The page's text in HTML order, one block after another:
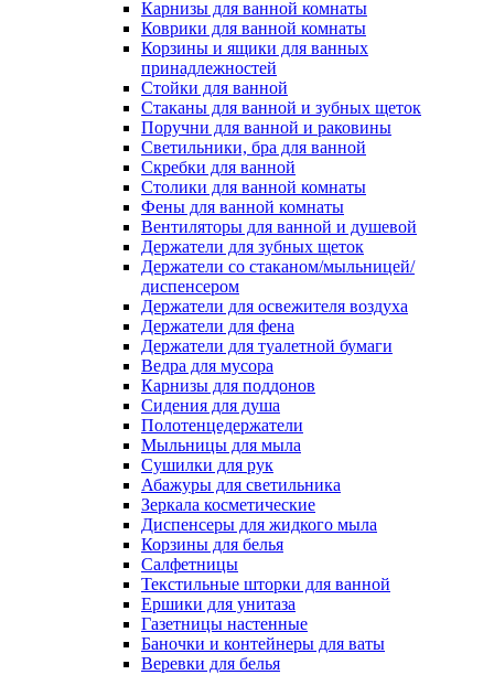
Карнизы для ванной комнаты
Коврики для ванной комнаты
Корзины и ящики для ванных
принадлежностей
Стойки для ванной
Стаканы для ванной и зубных щеток
Поручни для ванной и раковины
Светильники, бра для ванной
Скребки для ванной
Столики для ванной комнаты
Фены для ванной комнаты
Вентиляторы для ванной и душевой
Держатели для зубных щеток
Держатели со стаканом/мыльницей/
диспенсером
Держатели для освежителя воздуха
Держатели для фена
Держатели для туалетной бумаги
Ведра для мусора
Карнизы для поддонов
Сидения для душа
Полотенцедержатели
Мыльницы для мыла
Сушилки для рук
Абажуры для светильника
Зеркала косметические
Диспенсеры для жидкого мыла
Корзины для белья
Салфетницы
Текстильные шторки для ванной
Ершики для унитаза
Газетницы настенные
Баночки и контейнеры для ваты
Веревки для белья